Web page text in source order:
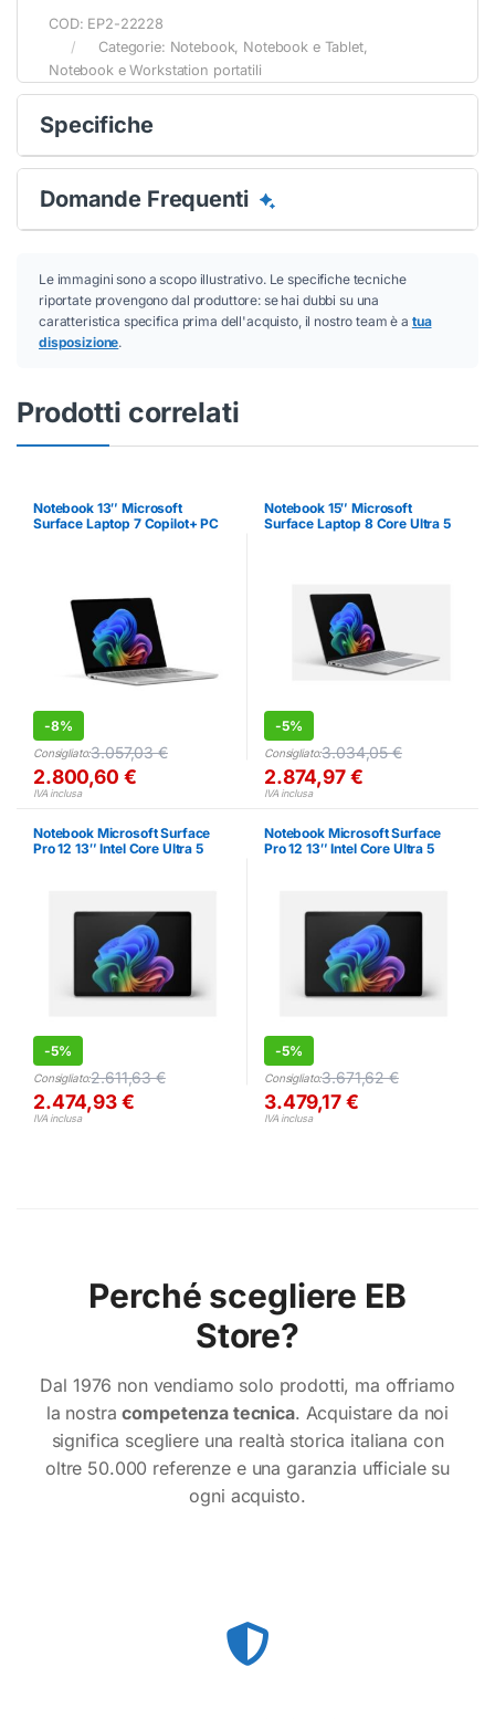
COD: EP2-22228
Categorie: Notebook, Notebook e Tablet,
Notebook e Workstation portatili
Specifiche
Domande Frequenti
Le immagini sono a scopo illustrativo. Le specifiche tecniche
riportate provengono dal produttore: se hai dubbi su una
caratteristica specifica prima dell'acquisto, il nostro team è a tua
disposizione.
Prodotti correlati
Notebook 13″ Microsoft
Surface Laptop 7 Copilot+ PC
-8%
Consigliato:3.057,03€
2.800,60 €
IVA inclusa
Notebook 15″ Microsoft
Surface Laptop 8 Core Ultra 5
-5%
Consigliato:3.034,05€
2.874,97€
IVA inclusa
Notebook Microsoft Surface
Pro 12 13″ Intel Core Ultra 5
-5%
Consigliato:2.611,63€
2.474,93€
IVA inclusa
Notebook Microsoft Surface
Pro 12 13″ Intel Core Ultra 5
-5%
Consigliato:3.671,62€
3.479,17€
IVA inclusa
Perché scegliere EB
Store?
Dal 1976 non vendiamo solo prodotti, ma offriamo
la nostracompetenza tecnica. Acquistare da noi
significa scegliere una realtà storica italiana con
oltre 50.000 referenze e una garanzia ufficiale su
ogni acquisto.